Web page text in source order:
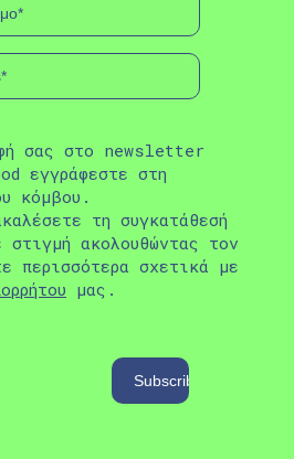
σας στο newsletter
εγγράφεστε στη
κόμβου.
τη συγκατάθεσή
στιγμή ακολουθώντας τον
περισσότερα σχετικά με
μας.